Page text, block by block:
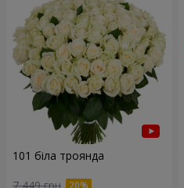
101 біла троянда